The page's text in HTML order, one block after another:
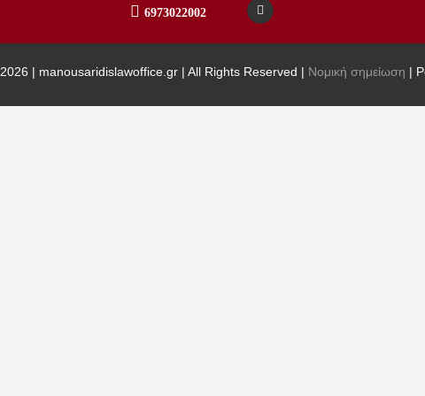
6973022002
2026 | manousaridislawoffice.gr | All Rights Reserved | Νομική σημείωση |